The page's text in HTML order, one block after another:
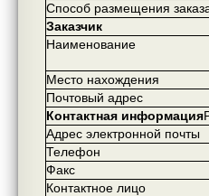
Способ размещения
Заказчик
Наименование
Место нахождения
Почтовый адрес
Контактная информация
Адрес электронной почты
Телефон
Факс
Контактное лицо